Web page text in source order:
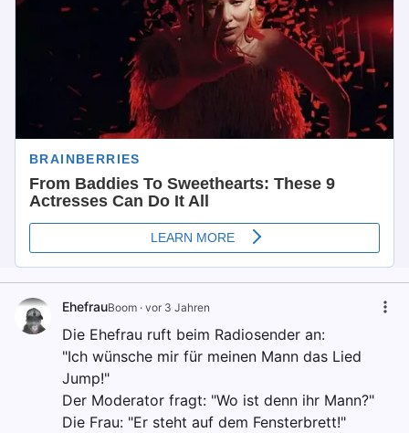
EhefrauBoom · vor 3 Jahren
Die Ehefrau ruft beim Radiosender an:
"Ich wünsche mir für meinen Mann das Lied
Jump!"
Der Moderator fragt: "Wo ist denn ihr Mann?"
Die Frau: "Er steht auf dem Fensterbrett!"